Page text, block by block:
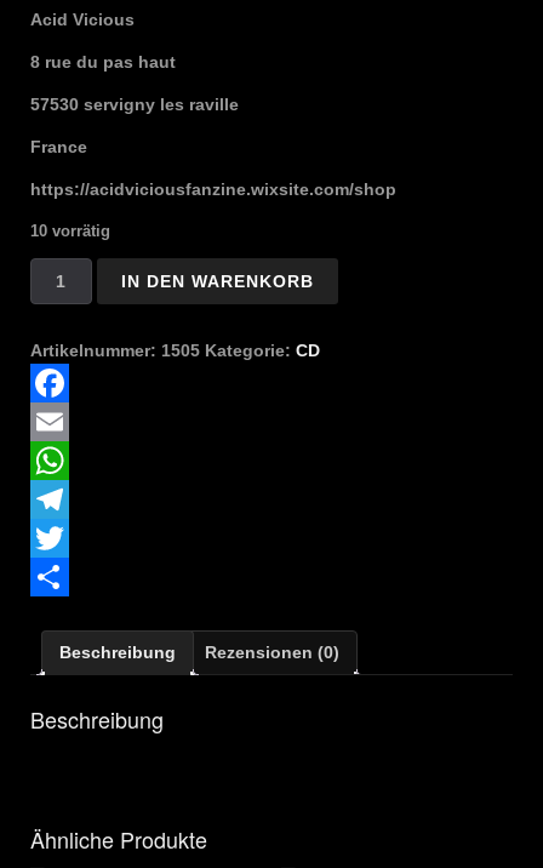
Acid Vicious
8 rue du pas haut
57530 servigny les raville
France
https://acidviciousfanzine.wixsite.com/shop
10 vorrätig
-
Le
hurlement
des
sph​
è​
res
Menge
IN DEN WARENKORB
Artikelnummer: 1505 Kategorie: CD
Facebook
Email
WhatsApp
Telegram
Twitter
Beschreibung
Rezensionen (0)
Beschreibung
Ähnliche Produkte